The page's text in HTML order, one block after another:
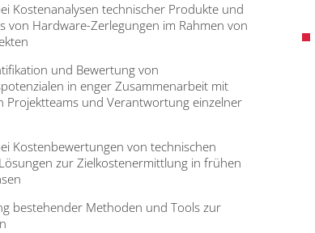
Kostenanalysen technischer Produkte und
von Hardware-Zerlegungen im Rahmen von
und Bewertung von
in enger Zusammenarbeit mit
Projektteams und Verantwortung einzelner
Kostenbewertungen von technischen
zur Zielkostenermittlung in frühen
bestehender Methoden und Tools zur